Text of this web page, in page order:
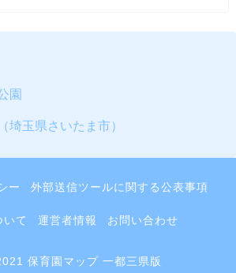
園
埼玉県さいたま市）
ー 外部送信ツールに関する公表事項
いて 運営者情報 お問い合わせ
保育園マップ 一都三県版